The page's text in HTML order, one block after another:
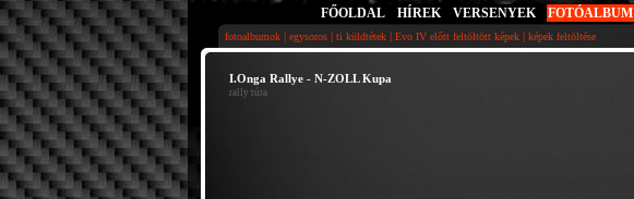
FŐOLDAL HÍREK VERSENYEK FOTÓALBUM
fotoalbumok | egysoros | ti küldtétek | Evo IV előtt feltöltött képek | képek feltöltése
I.Onga Rallye - N-ZOLL Kupa
rally túra